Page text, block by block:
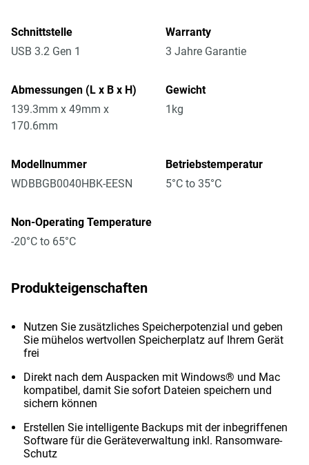
Schnittstelle
USB 3.2 Gen 1
Warranty
3 Jahre Garantie
Abmessungen (L x B x H)
139.3mm x 49mm x
170.6mm
Gewicht
1kg
Modellnummer
WDBBGB0040HBK-EESN
Betriebstemperatur
5°C to 35°C
Non-Operating Temperature
-20°C to 65°C
Produkteigenschaften
Nutzen Sie zusätzliches Speicherpotenzial und geben
Sie mühelos wertvollen Speicherplatz auf Ihrem Gerät
frei
Direkt nach dem Auspacken mit Windows® und Mac
kompatibel, damit Sie sofort Dateien speichern und
sichern können
Erstellen Sie intelligente Backups mit der inbegriffenen
Software für die Geräteverwaltung inkl. Ransomware-
Schutz